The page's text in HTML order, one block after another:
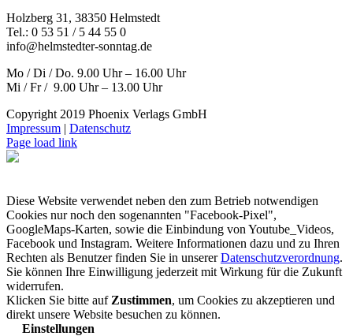
Holzberg 31, 38350 Helmstedt
Tel.: 0 53 51 / 5 44 55 0
info@helmstedter-sonntag.de
Mo / Di / Do. 9.00 Uhr – 16.00 Uhr
Mi / Fr / 9.00 Uhr – 13.00 Uhr
Copyright 2019 Phoenix Verlags GmbH
Impressum | Datenschutz
Page load link
Diese Website verwendet neben den zum Betrieb notwendigen
Cookies nur noch den sogenannten "Facebook-Pixel",
GoogleMaps-Karten, sowie die Einbindung von Youtube_Videos,
Facebook und Instagram. Weitere Informationen dazu und zu Ihren
Rechten als Benutzer finden Sie in unsererDatenschutzverordnung.
Sie können Ihre Einwilligung jederzeit mit Wirkung für die Zukunft
widerrufen.
Klicken Sie bitte auf Zustimmen, um Cookies zu akzeptieren und
direkt unsere Website besuchen zu können.
Einstellungen